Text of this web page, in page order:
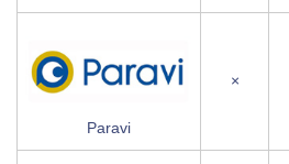
Paravi
×